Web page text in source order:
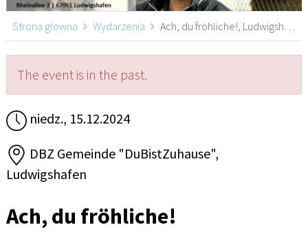
Strona głowna Wydarzenia Ach, du fröhliche!, Ludwigshafen
The event is in the past.
niedz., 15.12.2024
DBZ Gemeinde "DuBistZuhause",
Ludwigshafen
Ach, du fröhliche!